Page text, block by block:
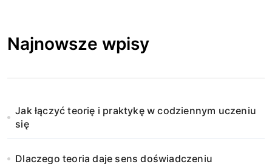
Najnowsze wpisy
Jak łączyć teorię i praktykę w codziennym uczeniu
się
Dlaczego teoria daje sens doświadczeniu